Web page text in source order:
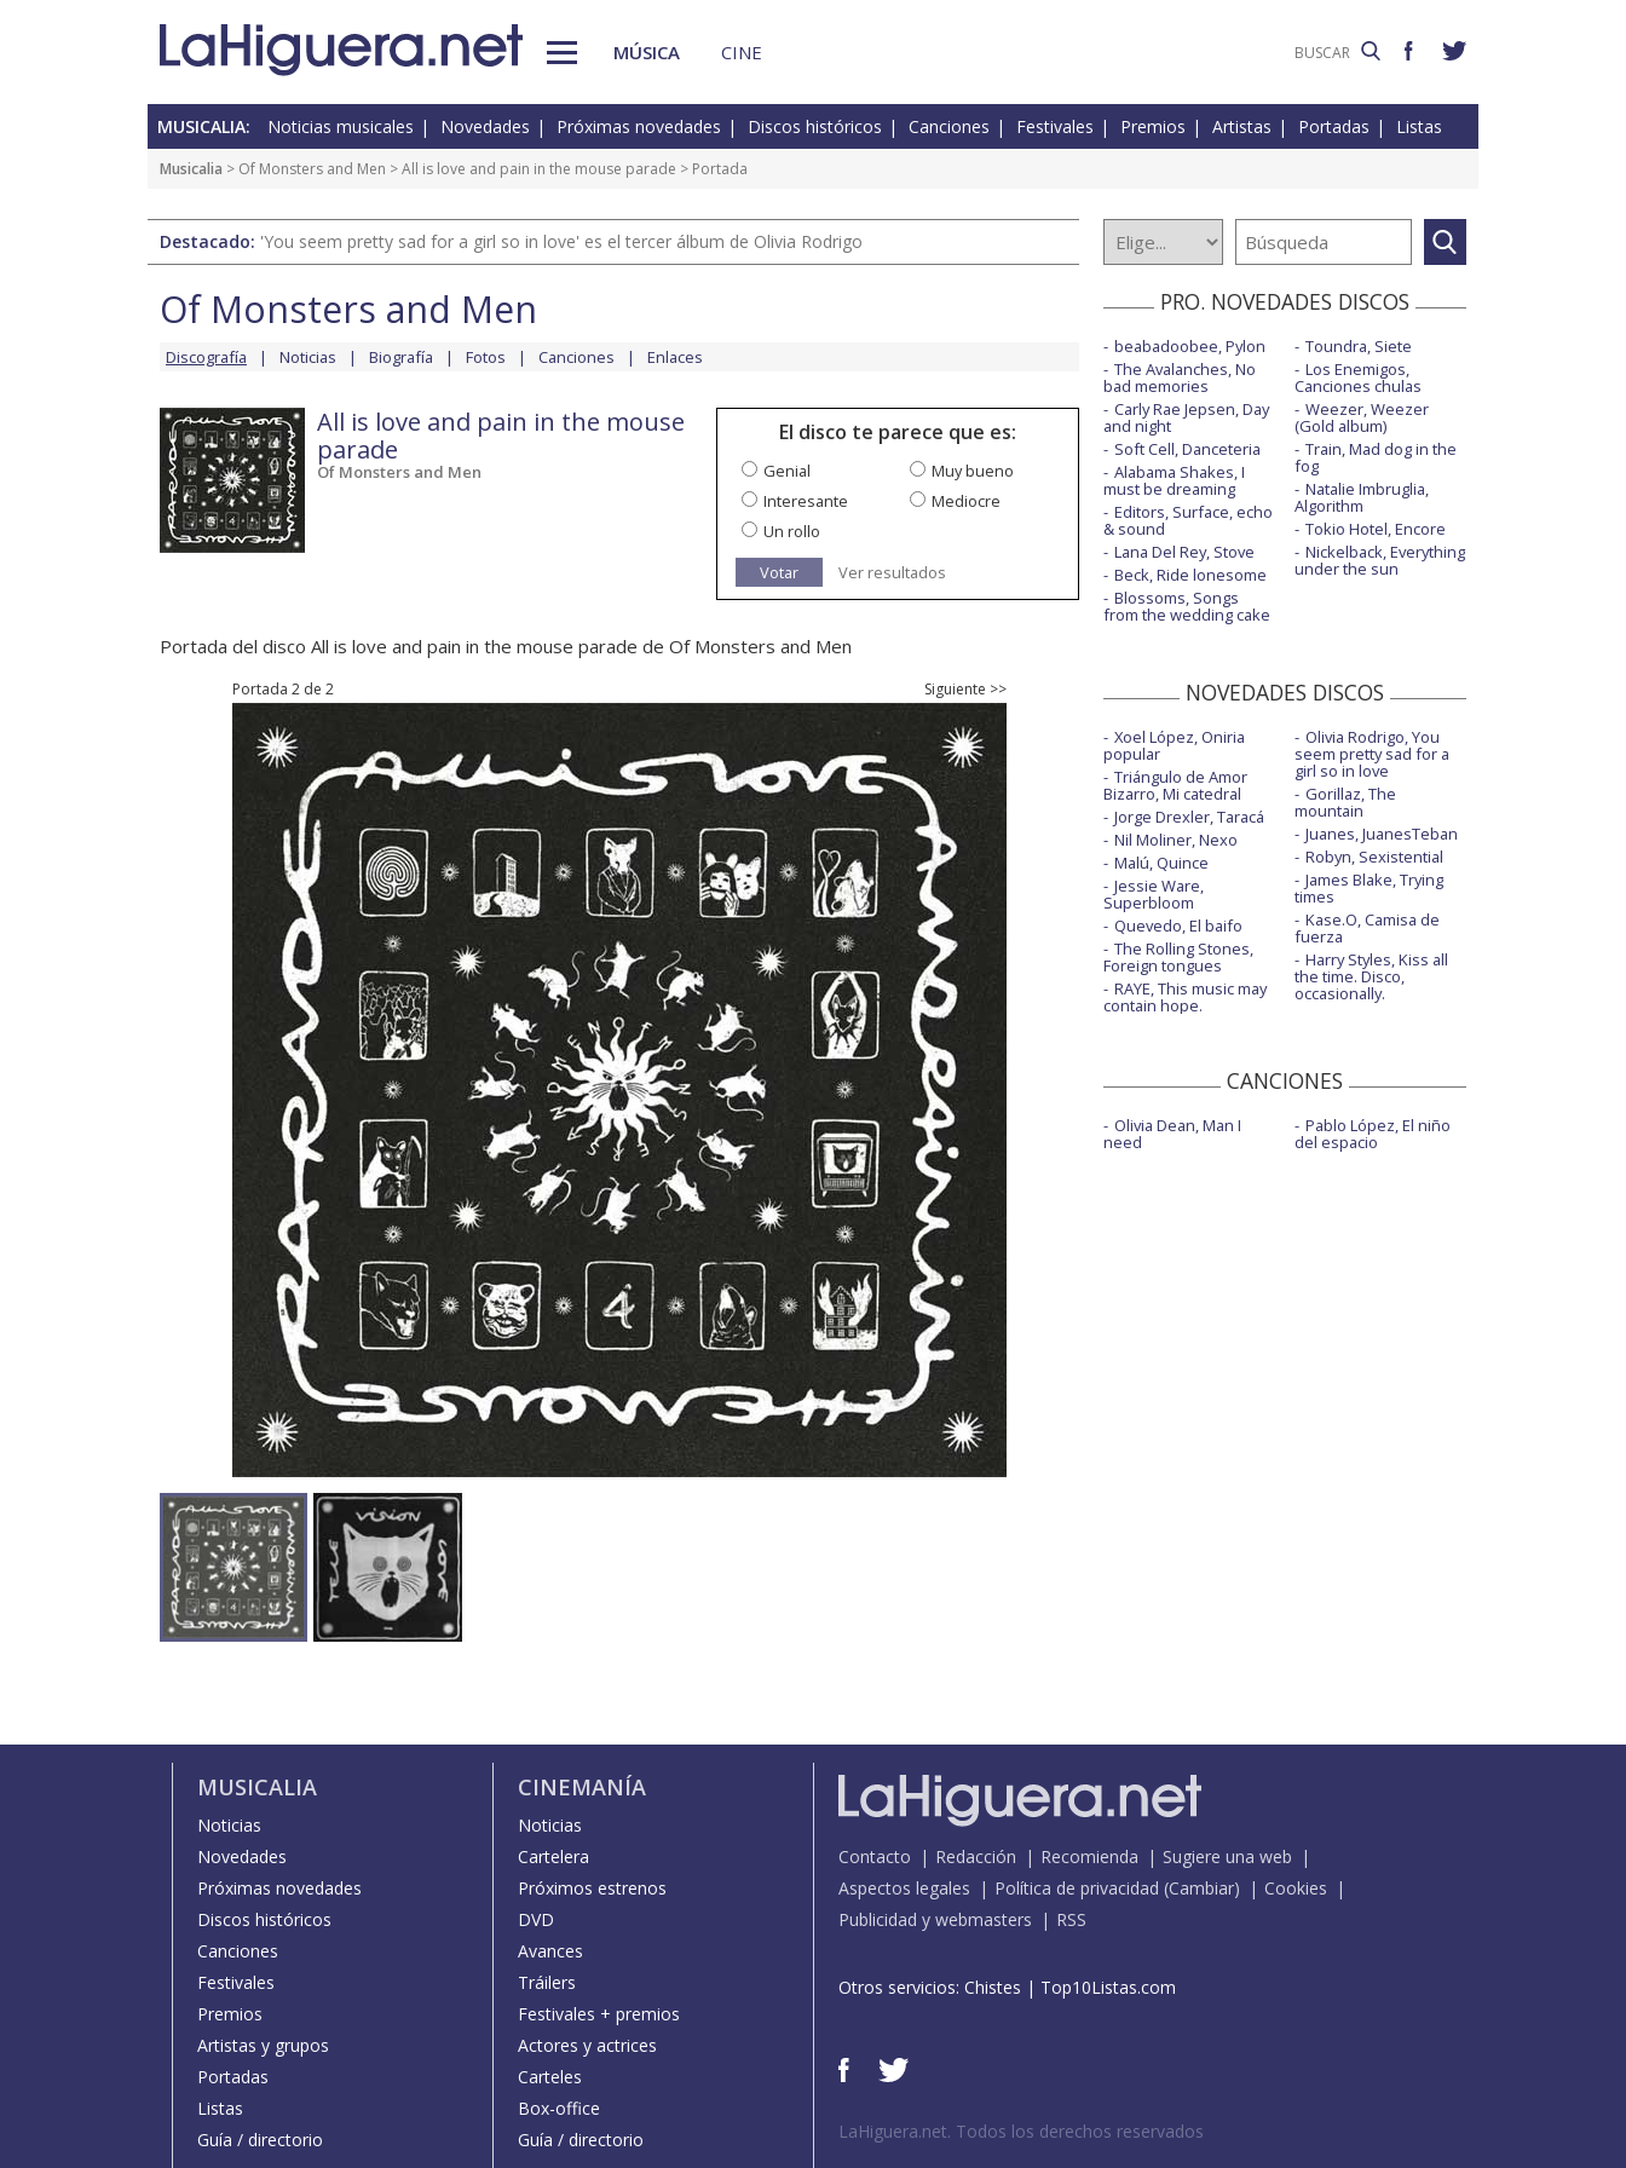
MÚSICA CINE
MUSICALIA: Noticias musicales Novedades Próximas novedades Discos históricos Canciones Festivales Premios Artistas Portadas Listas
Musicalia > Of Monsters and Men >All is love and pain in the mouse parade > Portada
Destacado: 'You seem pretty sad for a girl so in love' es el tercer álbum de Olivia Rodrigo
Of Monsters and Men
Discografía Noticias Biografía Fotos Canciones Enlaces
All is love and pain in the mouse
parade
Of Monsters and Men
El disco te parece que es:
Genial
Muy bueno
Interesante
Mediocre
Un rollo
Votar
Ver resultados
Portada del disco All is love and pain in the mouse parade de Of Monsters and Men
Portada 2 de 2 Siguiente >>
PRO. NOVEDADES DISCOS
beabadoobee, Pylon
The Avalanches, No
bad memories
Carly Rae Jepsen, Day
and night
Soft Cell, Danceteria
Alabama Shakes, I
must be dreaming
Editors, Surface, echo
& sound
Lana Del Rey, Stove
Beck, Ride lonesome
Blossoms, Songs
from the wedding cake
Toundra, Siete
Los Enemigos,
Canciones chulas
Weezer, Weezer
(Gold album)
Train, Mad dog in the
fog
Natalie Imbruglia,
Algorithm
Tokio Hotel, Encore
Nickelback, Everything
under the sun
NOVEDADES DISCOS
Xoel López, Oniria
popular
Triángulo de Amor
Bizarro, Mi catedral
Jorge Drexler, Taracá
Nil Moliner, Nexo
Malú, Quince
Jessie Ware,
Superbloom
Quevedo, El baifo
The Rolling Stones,
Foreign tongues
RAYE, This music may
contain hope.
Olivia Rodrigo, You
seem pretty sad for a
girl so in love
Gorillaz, The
mountain
Juanes, JuanesTeban
Robyn, Sexistential
James Blake, Trying
times
Kase.O, Camisa de
fuerza
Harry Styles, Kiss all
the time. Disco,
occasionally.
CANCIONES
Olivia Dean, Man I
need
Pablo López, El niño
del espacio
MUSICALIA
Noticias
Novedades
Próximas novedades
Discos históricos
Canciones
Festivales
Premios
Artistas y grupos
Portadas
Listas
Guía / directorio
CINEMANÍA
Noticias
Cartelera
Próximos estrenos
DVD
Avances
Tráilers
Festivales + premios
Actores y actrices
Carteles
Box-office
Guía / directorio
Contacto Redacción Recomienda
Sugiere una web
Aspectos legales
Política de privacidad (Cambiar)
Cookies
Publicidad y webmasters
RSS
Otros servicios: Chistes | Top10Listas.com
LaHiguera.net. Todos los derechos reservados